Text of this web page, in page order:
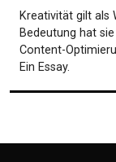
Kreativität gilt als
Bedeutung hat
Content-
Ein Essay.